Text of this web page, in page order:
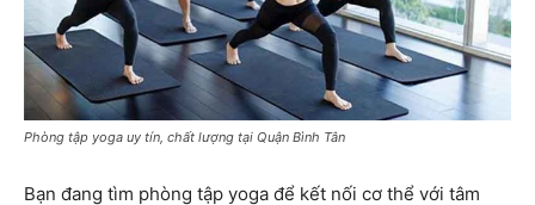
Phòng tập yoga uy tín, chất lượng tại Quận Bình Tân
Bạn đang tìm phòng tập yoga để kết nối cơ thể với tâm